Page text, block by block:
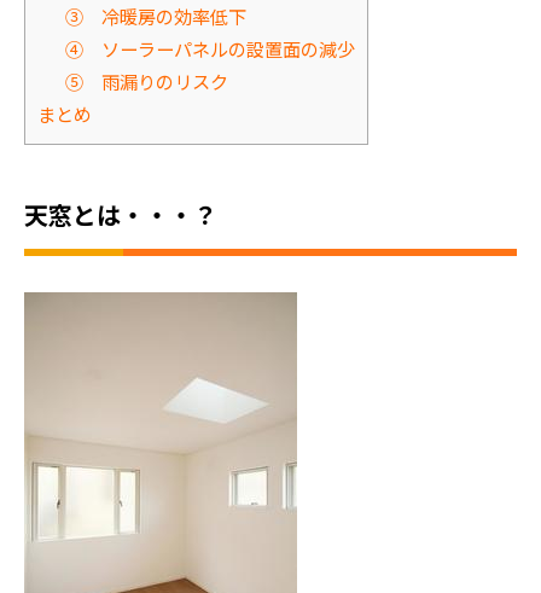
③ 冷暖房の効率低下
④ ソーラーパネルの設置面の減少
⑤ 雨漏りのリスク
まとめ
天窓とは・・・？